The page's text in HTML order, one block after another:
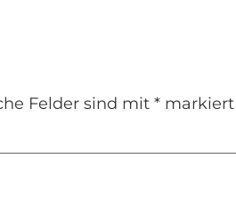
Felder sind mit * markiert